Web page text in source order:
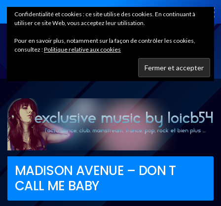
Home
MADISON AVENUE – DON T
CALL ME BABY
Confidentialité et cookies : ce site utilise des cookies. En continuant à
utiliser ce site Web, vous acceptez leur utilisation.
Pour en savoir plus, notamment sur la façon de contrôler les cookies,
consultez :Politique relative aux cookies